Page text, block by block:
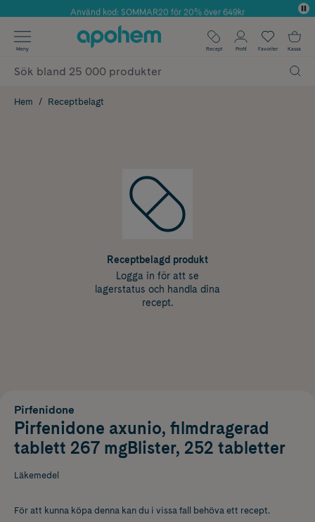
Årets Butik 2025 inom Skönhet
Använd kod: SOMMAR20 för 20% över 649kr
✓ Fri frakt
✓ Poäng på alla köp*
Meny Recept Profil Favoriter Kassa
Hem Receptbelagt
Receptbelagd produkt
Logga in för att se
lagerstatus och handla dina
recept.
Pirfenidone
Pirfenidone axunio, filmdragerad
tablett 267 mgBlister, 252 tabletter
Läkemedel
För att kunna köpa denna kan du i vissa fall behöva ett recept.